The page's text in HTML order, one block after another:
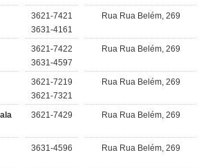
3621-7421
3631-4161
Rua Rua Belém, 269
3621-7422
3631-4597
Rua Rua Belém, 269
3621-7219
3621-7321
Rua Rua Belém, 269
3621-7429 Rua Rua Belém, 269
3631-4596 Rua Rua Belém, 269